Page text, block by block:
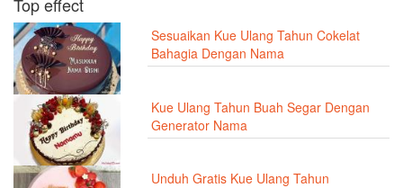
Sesuaikan Kue Ulang Tahun Cokelat
Bahagia Dengan Nama
Kue Ulang Tahun Buah Segar Dengan
Generator Nama
Unduh Gratis Kue Ulang Tahun